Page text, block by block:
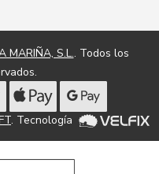
MARIÑA, S.L.. Todos los
. Tecnología